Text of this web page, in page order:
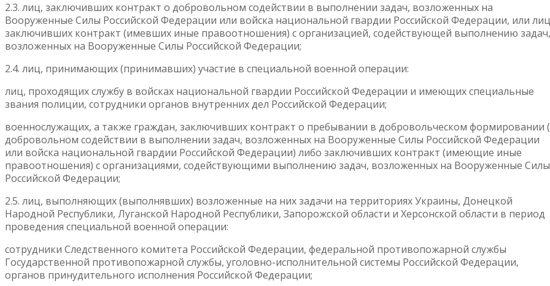
2.3. лиц, заключивших контракт о добровольном содействии в выполнении задач, возложенных на
Вооруженные Силы Российской Федерации или войска национальной гвардии Российской Федерации, или
заключивших контракт (имевших иные правоотношения) с организацией, содействующей выполнению задач,
возложенных на Вооруженные Силы Российской Федерации;
2.4. лиц, принимающих (принимавших) участие в специальной военной операции:
лиц, проходящих службу в войсках национальной гвардии Российской Федерации и имеющих специальные
звания полиции, сотрудники органов внутренних дел Российской Федерации;
военнослужащих, а также граждан, заключивших контракт о пребывании в добровольческом формировании
добровольном содействии в выполнении задач, возложенных на Вооруженные Силы Российской Федерации
или войска национальной гвардии Российской Федерации) либо заключивших контракт (имеющие иные
правоотношения) с организациями, содействующими выполнению задач, возложенных на Вооруженные Силы
Российской Федерации;
2.5. лиц, выполняющих (выполнявших) возложенные на них задачи на территориях Украины, Донецкой
Народной Республики, Луганской Народной Республики, Запорожской области и Херсонской области в период
проведения специальной военной операции:
сотрудники Следственного комитета Российской Федерации, федеральной противопожарной службы
Государственной противопожарной службы, уголовно-исполнительной системы Российской Федерации,
органов принудительного исполнения Российской Федерации;